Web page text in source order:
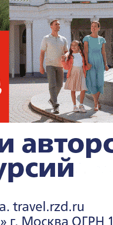
маршрут и выполнить
Самолёт благополучно
не
Пожилых
Airlines задержали
Аргентине после
самолёте
и